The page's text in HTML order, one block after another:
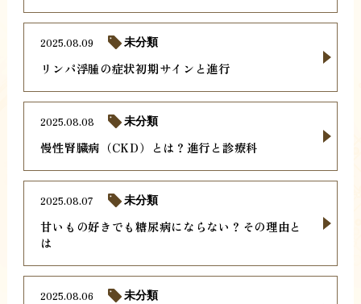
リンパ浮腫の症状初期サインと進行
2025.08.09 未分類
慢性腎臓病（CKD）とは？進行と診療科
2025.08.08 未分類
甘いもの好きでも糖尿病にならない？その理由と
は
2025.08.07 未分類
2025.08.06 未分類